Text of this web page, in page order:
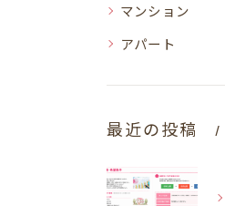
マンション
アパート
最近の投稿